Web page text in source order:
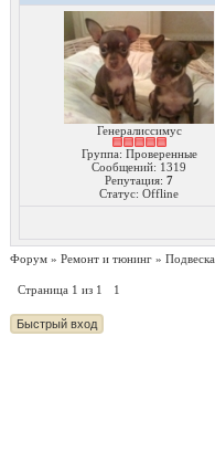
Генералиссимус
Группа: Проверенные
Сообщений: 1319
Репутация: 7
Статус: Offline
Форум » Ремонт и тюнинг » Подвеска
Страница 1 из 1 1